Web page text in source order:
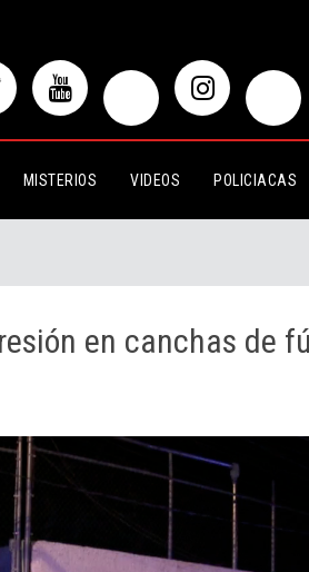
MISTERIOS VIDEOS POLICIACAS
en canchas de